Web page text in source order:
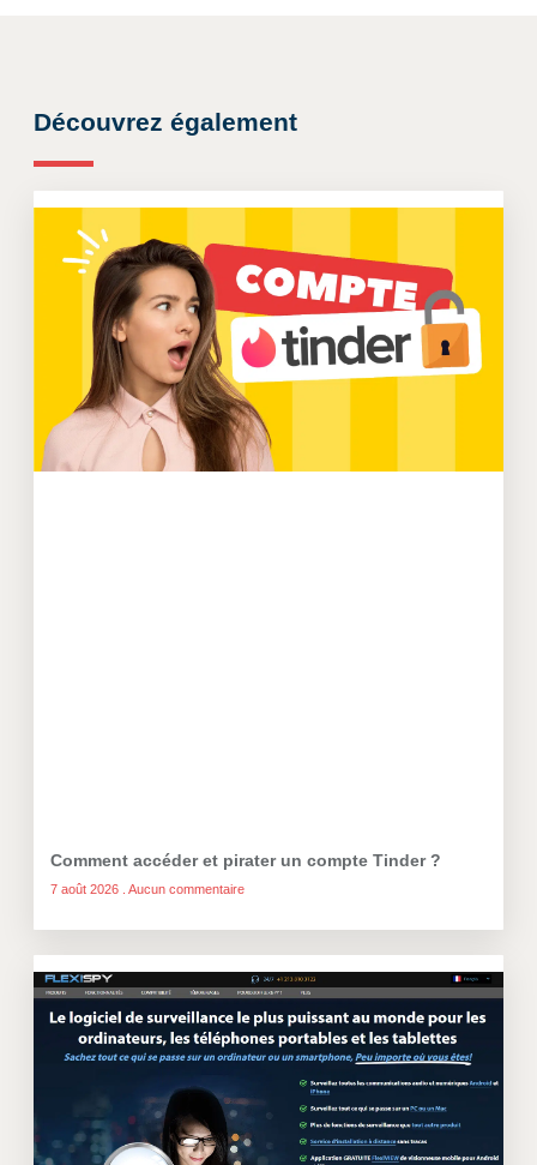
Découvrez également
Comment accéder et pirater un compte Tinder ?
7 août 2026 Aucun commentaire